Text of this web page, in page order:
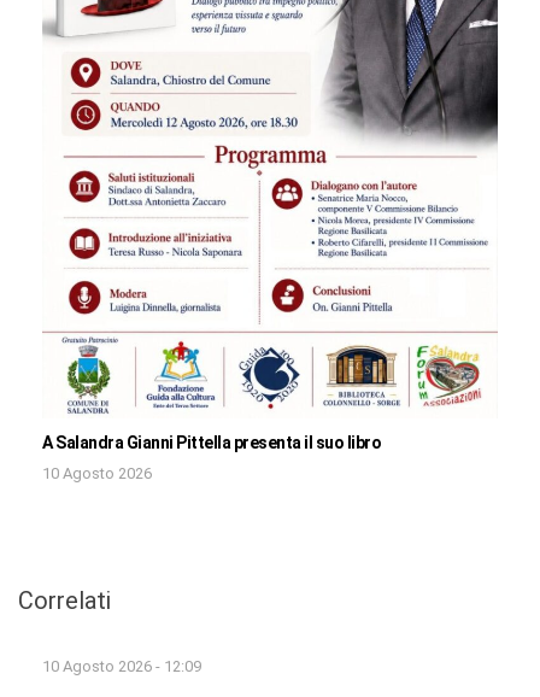
A Salandra Gianni Pittella presenta il suo libro
10 Agosto 2026
Correlati
10 Agosto 2026 - 12:09